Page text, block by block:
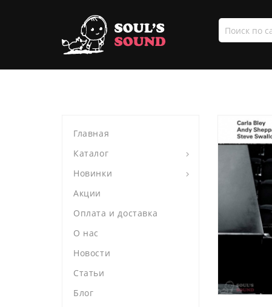
Поиск
по
сайту
Главная
Каталог
Новинки
Акции
Оплата и доставка
О нас
Новости
Статьи
Блог